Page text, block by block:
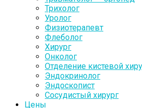
Трихолог
Уролог
Физиотерапевт
Флеболог
Хирург
Онколог
Отделение кистевой
Эндокринолог
Эндоскопист
Сосудистый хирург
Цены